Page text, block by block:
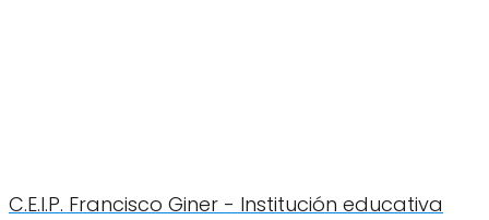
C.E.I.P. Francisco Giner - Institución educativa